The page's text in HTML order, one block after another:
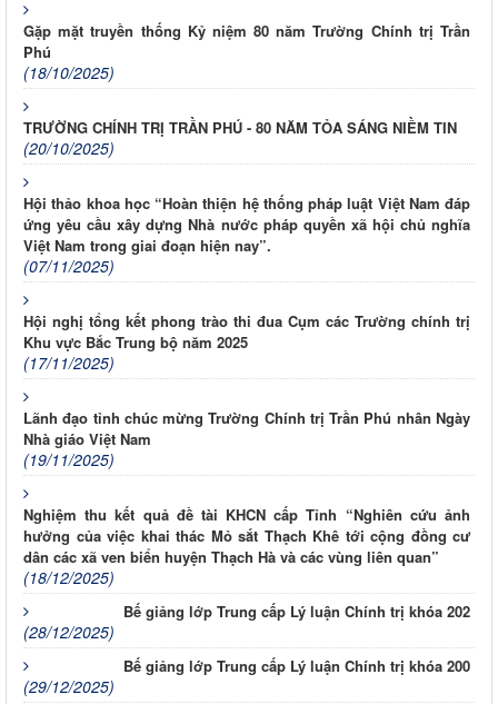
Gặp mặt truyền thống Kỷ niệm 80 năm Trường Chính trị Trần
Phú
(18/10/2025)
TRƯỜNG CHÍNH TRỊ TRẦN PHÚ - 80 NĂM TỎA SÁNG NIỀM TIN
(20/10/2025)
Hội thảo khoa học “Hoàn thiện hệ thống pháp luật Việt Nam đáp
ứng yêu cầu xây dựng Nhà nước pháp quyền xã hội chủ nghĩa
Việt Nam trong giai đoạn hiện nay”.
(07/11/2025)
Hội nghị tổng kết phong trào thi đua Cụm các Trường chính trị
Khu vực Bắc Trung bộ năm 2025
(17/11/2025)
Lãnh đạo tỉnh chúc mừng Trường Chính trị Trần Phú nhân Ngày
Nhà giáo Việt Nam
(19/11/2025)
Nghiệm thu kết quả đề tài KHCN cấp Tỉnh “Nghiên cứu ảnh
hưởng của việc khai thác Mỏ sắt Thạch Khê tới cộng đồng cư
dân các xã ven biển huyện Thạch Hà và các vùng liên quan”
(18/12/2025)
Bế giảng lớp Trung cấp Lý luận Chính trị khóa 202
(28/12/2025)
Bế giảng lớp Trung cấp Lý luận Chính trị khóa 200
(29/12/2025)